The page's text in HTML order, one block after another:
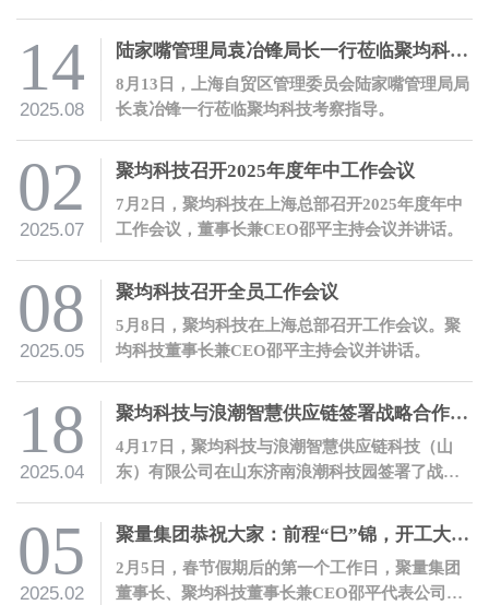
14
2025.08
陆家嘴管理局袁冶锋局长一行莅临聚均科技考察指导
8月13日，上海自贸区管理委员会陆家嘴管理局局
长袁冶锋一行莅临聚均科技考察指导。
02
2025.07
聚均科技召开2025年度年中工作会议
7月2日，聚均科技在上海总部召开2025年度年中
工作会议，董事长兼CEO邵平主持会议并讲话。
08
2025.05
聚均科技召开全员工作会议
5月8日，聚均科技在上海总部召开工作会议。聚
均科技董事长兼CEO邵平主持会议并讲话。
18
2025.04
聚均科技与浪潮智慧供应链签署战略合作协议
4月17日，聚均科技与浪潮智慧供应链科技（山
东）有限公司在山东济南浪潮科技园签署了战略
产融结合。
05
2025.02
聚量集团恭祝大家：前程“巳”锦，开工大吉！
2月5日，春节假期后的第一个工作日，聚量集团
董事长、聚均科技董事长兼CEO邵平代表公司开